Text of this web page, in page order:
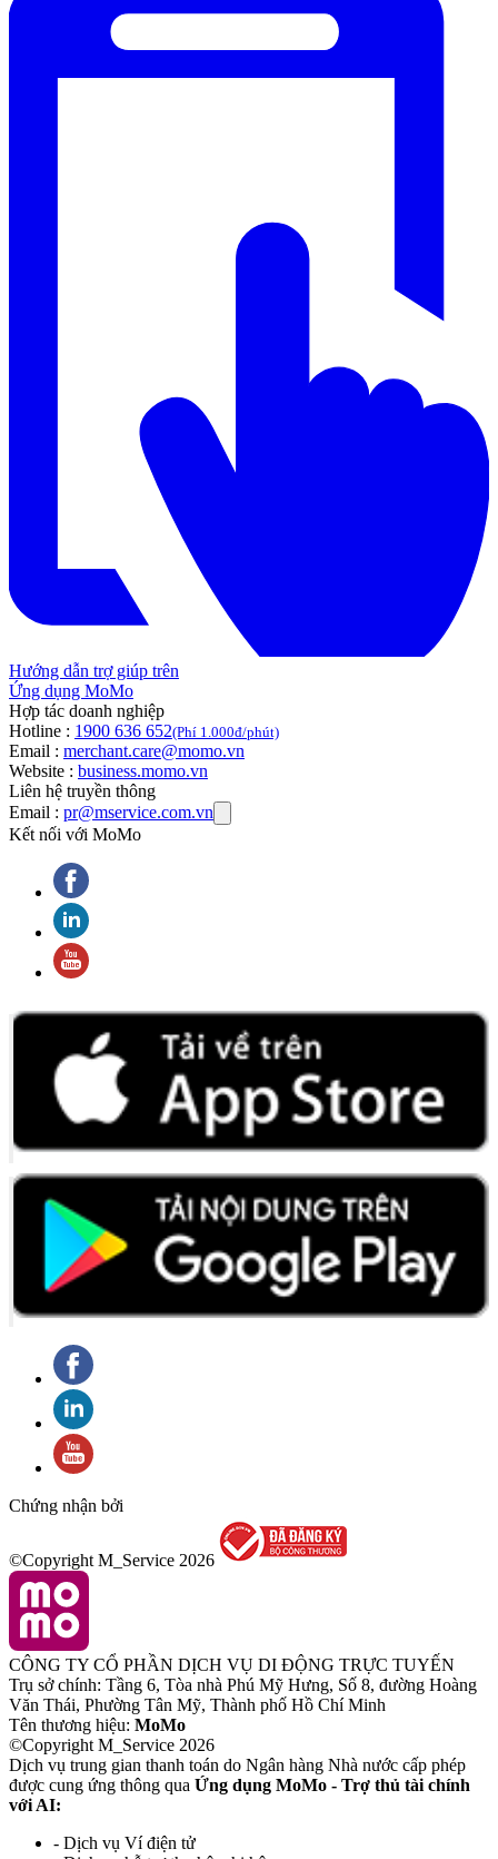
Hướng dẫn trợ giúp trên
Ứng dụng MoMo
Hợp tác doanh nghiệp
Hotline : 1900 636 652(Phí 1.000đ/phút)
Email : merchant.care@momo.vn
Website : business.momo.vn
Liên hệ truyền thông
Email : pr@mservice.com.vn
Kết nối với MoMo
Chứng nhận bởi
©Copyright M_Service 2026
CÔNG TY CỔ PHẦN DỊCH VỤ DI ĐỘNG TRỰC TUYẾN
Trụ sở chính: Tầng 6, Tòa nhà Phú Mỹ Hưng, Số 8, đường Hoàng
Văn Thái, Phường Tân Mỹ, Thành phố Hồ Chí Minh
Tên thương hiệu: MoMo
©Copyright M_Service 2026
Dịch vụ trung gian thanh toán do Ngân hàng Nhà nước cấp phép
được cung ứng thông qua Ứng dụng MoMo - Trợ thủ tài chính
với AI:
- Dịch vụ Ví điện tử